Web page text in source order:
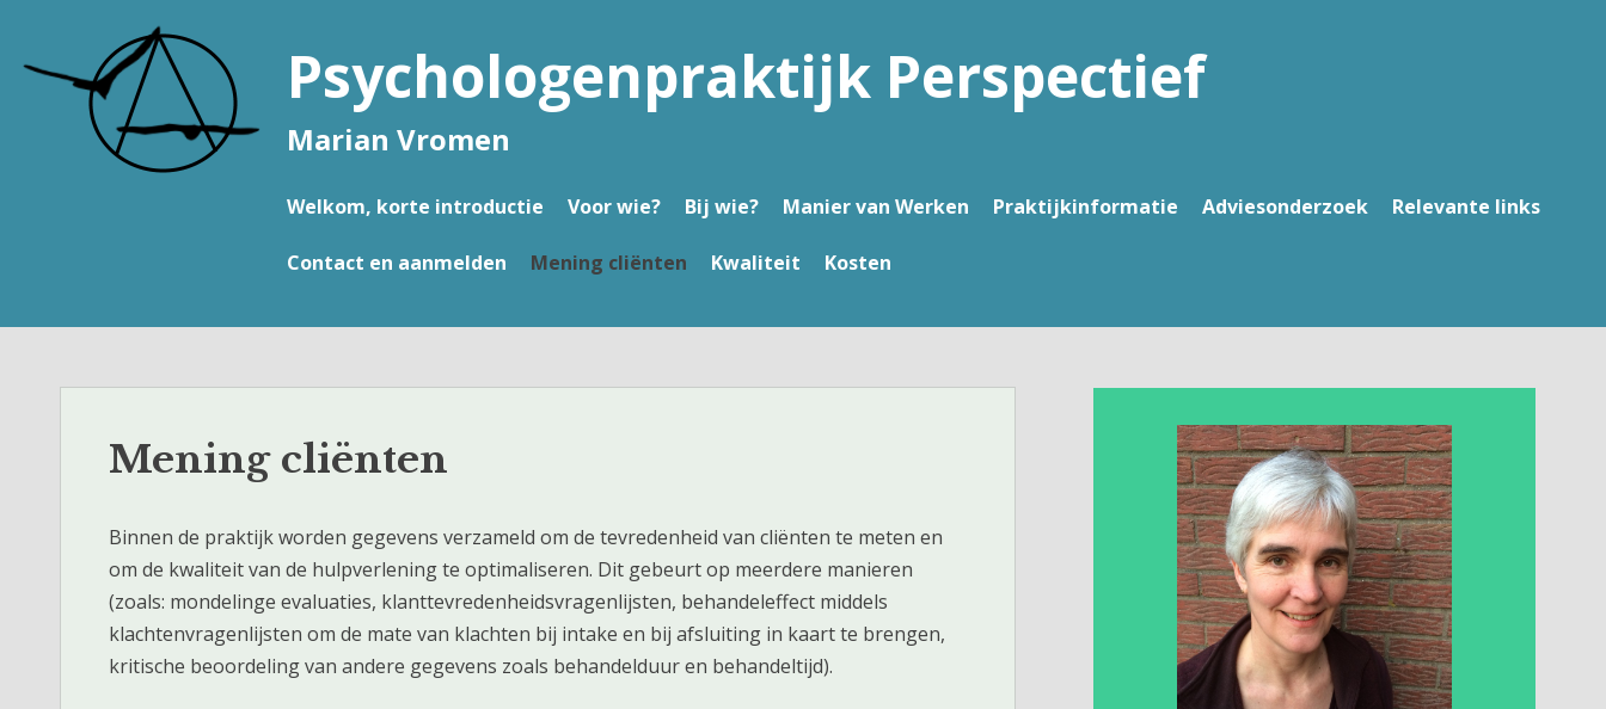
inhoud
Psychologenpraktijk Perspectief
Marian Vromen
Welkom, korte introductie Voor wie? Bij wie? Manier van Werken Praktijkinformatie Adviesonderzoek Relevante links
Contact en aanmelden Mening cliënten Kwaliteit Kosten
Mening cliënten
Binnen de praktijk worden gegevens verzameld om de tevredenheid van cliënten te meten en
om de kwaliteit van de hulpverlening te optimaliseren. Dit gebeurt op meerdere manieren
(zoals: mondelinge evaluaties, klanttevredenheidsvragenlijsten, behandeleffect middels
klachtenvragenlijsten om de mate van klachten bij intake en bij afsluiting in kaart te brengen,
kritische beoordeling van andere gegevens zoals behandelduur en behandeltijd).